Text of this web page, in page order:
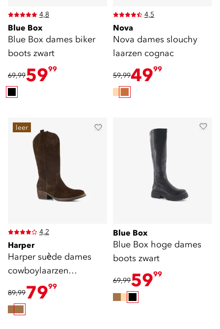
4,8
Blue Box
Blue Box dames biker
boots zwart
69,995999
4,5
Nova
Nova dames slouchy
laarzen cognac
59,994999
leer
4,2
Harper
Harper suède dames
cowboylaarzen
chocoladebruin
89,997999
Blue Box
Blue Box hoge dames
boots zwart
69,995999